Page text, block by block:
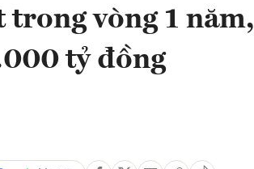
vòng 1 năm,
tỷ đồng